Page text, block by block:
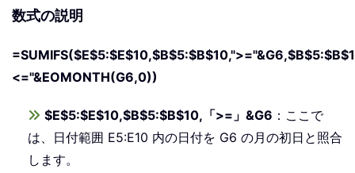
数式の説明
<="&EOMONTH(G6,0))
$E$5:$E$10,$B$5:$B$10,「>=」&G6 ：ここで
は、日付範囲 E5:E10 内の日付を G6 の月の初日と照合
します。